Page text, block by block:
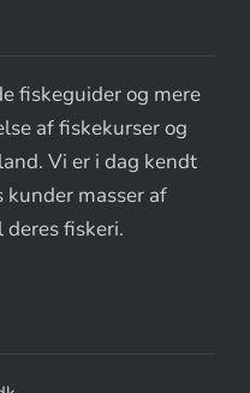
fiskeguider og mere
af fiskekurser og
Vi er i dag kendt
kunder masser af
fiskeri.